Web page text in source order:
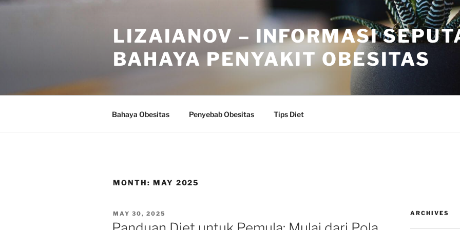
Skip
LIZAIANOV – INFORMASI
BAHAYA PENYAKIT OBESITAS
Bahaya Obesitas Penyebab Obesitas Tips Diet
MONTH: MAY 2025
POSTED
ON
MAY 30, 2025 ARCHIVES